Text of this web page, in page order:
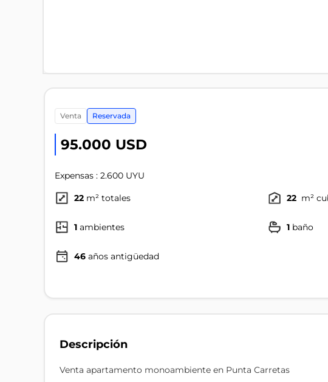
venta Reservada
95.000 USD
Expensas : 2.600 UYU
22 m² totales 22 m²
1 ambientes 1 baño
46 años antigüedad
Descripción
Venta apartamento monoambiente en Punta Carretas